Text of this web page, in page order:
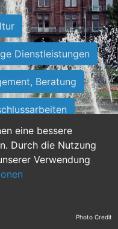
eine bessere
Durch die Nutzung
Verwendung
Dienstleistungen
Beratung
Sekretariat
Photo Credit